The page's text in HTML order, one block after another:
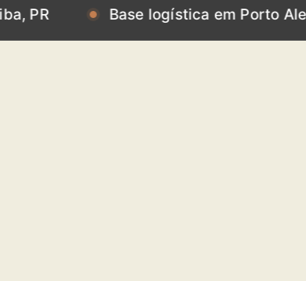
Base logística em Porto Alegre, RS